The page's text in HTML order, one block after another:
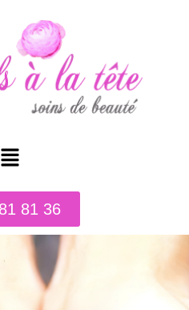
81 36